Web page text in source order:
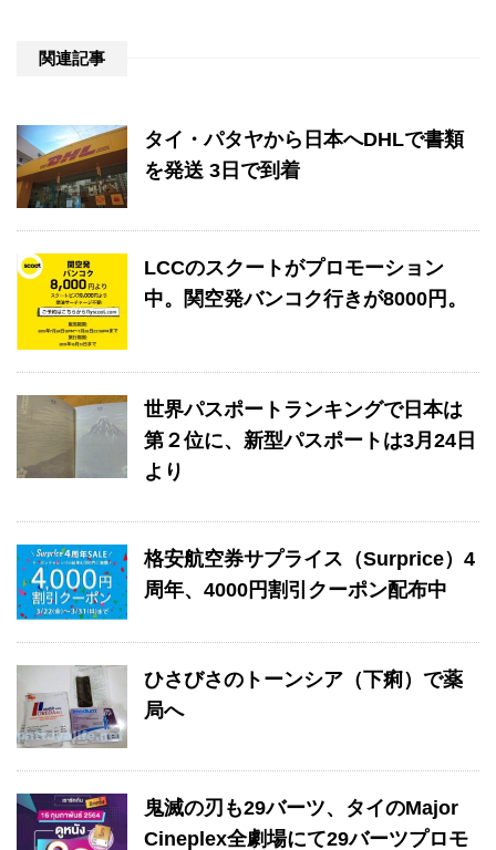
関連記事
タイ・パタヤから日本へDHLで書類
を発送 3日で到着
LCCのスクートがプロモーション
中。関空発バンコク行きが8000円。
世界パスポートランキングで日本は
第２位に、新型パスポートは3月24日
より
格安航空券サプライス（Surprice）4
周年、4000円割引クーポン配布中
ひさびさのトーンシア（下痢）で薬
局へ
鬼滅の刃も29バーツ、タイのMajor
Cineplex全劇場にて29バーツプロモ